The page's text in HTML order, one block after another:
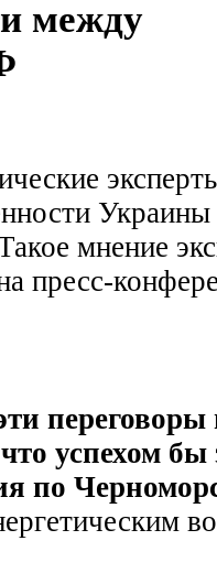
между
мнение
пресс-
успехом
по